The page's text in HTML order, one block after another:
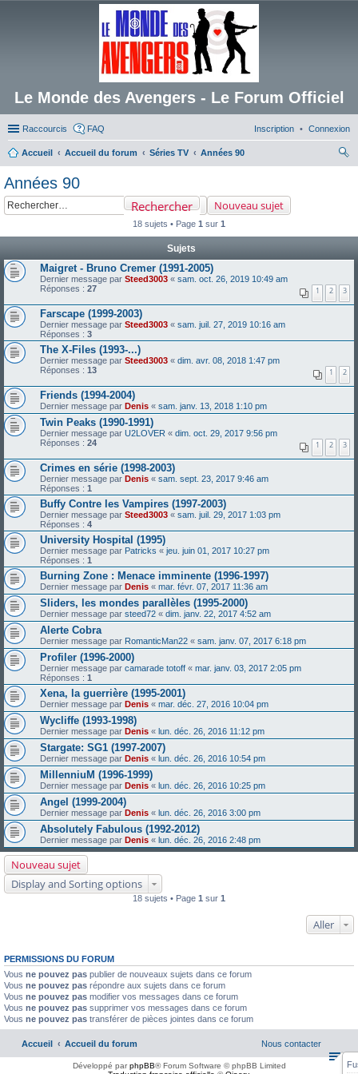
Le Monde des Avengers - Le Forum Officiel
Raccourcis FAQ Connexion
Inscription
Accueil Accueil du forum Séries TV
Années 90
Années 90
Nouveau sujet
Rechercher
18 sujets • Page 1 sur 1
Sujets
Maigret - Bruno Cremer (1991-2005)
Dernier message par Steed3003 « sam. oct. 26, 2019 10:49 am
Réponses : 27 1 2 3
Farscape (1999-2003)
Dernier message par Steed3003 « sam. juil. 27, 2019 10:16 am
Réponses : 3
The X-Files (1993-...)
Dernier message par Steed3003 « dim. avr. 08, 2018 1:47 pm
Réponses : 13 1 2
Friends (1994-2004)
Dernier message par Denis « sam. janv. 13, 2018 1:10 pm
Twin Peaks (1990-1991)
Dernier message par U2LOVER « dim. oct. 29, 2017 9:56 pm
Réponses : 24 1 2 3
Crimes en série (1998-2003)
Dernier message par Denis « sam. sept. 23, 2017 9:46 am
Réponses : 1
Buffy Contre les Vampires (1997-2003)
Dernier message par Steed3003 « sam. juil. 29, 2017 1:03 pm
Réponses : 4
University Hospital (1995)
Dernier message par Patricks « jeu. juin 01, 2017 10:27 pm
Réponses : 1
Burning Zone : Menace imminente (1996-1997)
Dernier message par Denis « mar. févr. 07, 2017 11:36 am
Sliders, les mondes parallèles (1995-2000)
Dernier message par steed72 « dim. janv. 22, 2017 4:52 am
Alerte Cobra
Dernier message par RomanticMan22 « sam. janv. 07, 2017 6:18 pm
Profiler (1996-2000)
Dernier message par camarade totoff « mar. janv. 03, 2017 2:05 pm
Réponses : 1
Xena, la guerrière (1995-2001)
Dernier message par Denis « mar. déc. 27, 2016 10:04 pm
Wycliffe (1993-1998)
Dernier message par Denis « lun. déc. 26, 2016 11:12 pm
Stargate: SG1 (1997-2007)
Dernier message par Denis « lun. déc. 26, 2016 10:54 pm
MillenniuM (1996-1999)
Dernier message par Denis « lun. déc. 26, 2016 10:25 pm
Angel (1999-2004)
Dernier message par Denis « lun. déc. 26, 2016 3:00 pm
Absolutely Fabulous (1992-2012)
Dernier message par Denis « lun. déc. 26, 2016 2:48 pm
Nouveau sujet
Display and Sorting options
18 sujets • Page 1 sur 1
Aller
PERMISSIONS DU FORUM
Vous ne pouvez pas publier de nouveaux sujets dans ce forum
Vous ne pouvez pas répondre aux sujets dans ce forum
Vous ne pouvez pas modifier vos messages dans ce forum
Vous ne pouvez pas supprimer vos messages dans ce forum
Vous ne pouvez pas transférer de pièces jointes dans ce forum
Accueil Accueil du forum Nous contacter
Développé parphpBB® Forum Software © phpBB Limited